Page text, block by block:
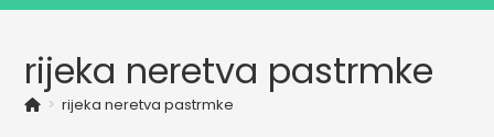
rijeka neretva pastrmke
> rijeka neretva pastrmke